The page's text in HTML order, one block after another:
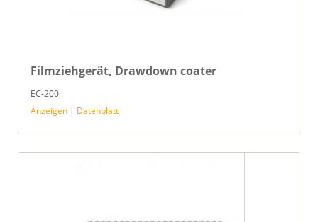
Filmziehgerät, Drawdown coater
EC-200
Anzeigen | Datenblatt